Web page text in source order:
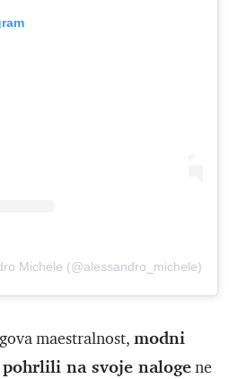
Michele (@alessandro_michele)
maestralnost, modni
na svoje nalogene